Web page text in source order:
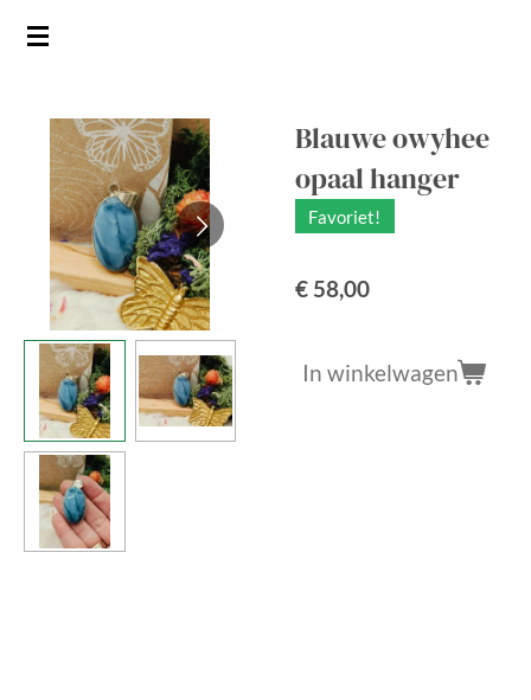
Ga
hoofdinhoud
Blauwe owyhee
opaal hanger
Favoriet!
€ 58,00
In winkelwagen